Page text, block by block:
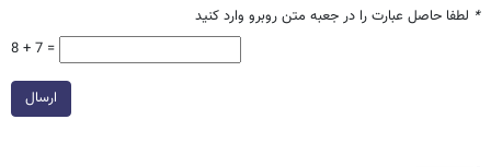
* لطفا حاصل عبارت را در جعبه متن روبرو وارد کنید
8 + 7 =
ارسال